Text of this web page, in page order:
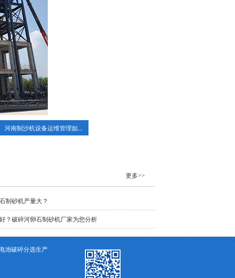
河南制沙机设备运维管理如...
更多>>
制砂机产量大？
？破碎河卵石制砂机厂家为您分析
池破碎分选生产